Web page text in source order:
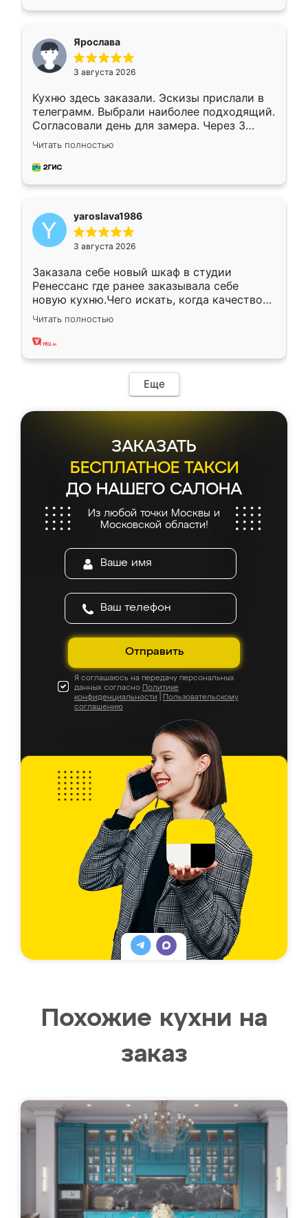
Ярослава
3 августа 2026
Кухню здесь заказали. Эскизы прислали в
телеграмм. Выбрали наиболее подходящий.
Согласовали день для замера. Через 3
недели кухня была уже готова. Остались
довольны работой. Спасибо Ренессанс
мебель за качественную работу!
Читать полностью
yaroslava1986
3 августа 2026
Заказала себе новый шкаф в студии
Ренессанс где ранее заказывала себе
новую кухню.Чего искать, когда качеством
вполне довольна. Служит кухня уже почти
два года, нареканий нет.
Читать полностью
Еще
ЗАКАЗАТЬ
БЕСПЛАТНОЕ ТАКСИ
ДО НАШЕГО САЛОНА
Из любой точки Москвы и
Московской области!
Отправить
Я соглашаюсь на передачу персональных
данных согласно Политике
конфиденциальности
Пользовательскому
соглашению
Похожие кухни на
заказ